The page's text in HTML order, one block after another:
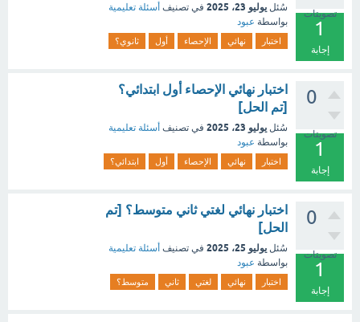
تصويتات
1
إجابة
سُئل يوليو 23، 2025 في تصنيف أسئلة تعليمية
بواسطة عبود
اختبار نهائي الإحصاء أول ثانوي؟
0
تصويتات
1
إجابة
اختبار نهائي الإحصاء أول ابتدائي؟
[تم الحل]
سُئل يوليو 23، 2025 في تصنيف أسئلة تعليمية
بواسطة عبود
اختبار نهائي الإحصاء أول ابتدائي؟
0
تصويتات
1
إجابة
اختبار نهائي لغتي ثاني متوسط؟ [تم
الحل]
سُئل يوليو 25، 2025 في تصنيف أسئلة تعليمية
بواسطة عبود
اختبار نهائي لغتي ثاني متوسط؟